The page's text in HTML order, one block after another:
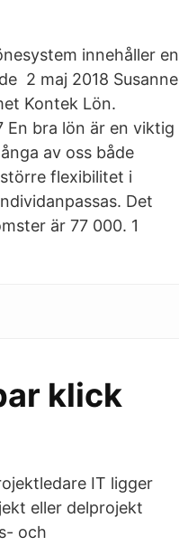
innehåller en
2 maj 2018 Susanne
Kontek Lön.
En bra lön är en viktig
av oss både
flexibilitet i
Det
är 77 000. 1
klick
IT ligger
eller delprojekt
och